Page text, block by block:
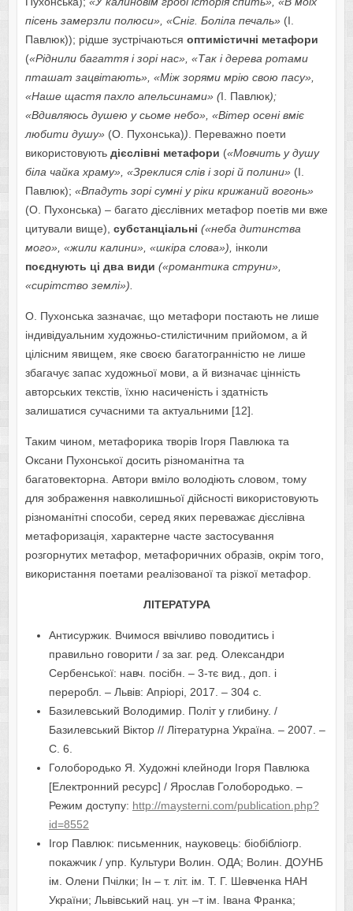
пісень замерзли полюси», «Сніг. Боліла печаль» (І.
Павлюк)); рідше зустрічаються оптимістичні метафори
(«Ріднили багаття і зорі нас», «Так і дерева ротами
пташат зацвітають», «Між зорями мрію свою пасу»,
«Наше щастя пахло апельсинами» (І. Павлюк);
«Вдивляюсь душею у сьоме небо», «Вітер осені вміє
любити душу» (О. Пухонська)). Переважно поети
використовують дієслівні метафори («Мовчить у душу
біла чайка храму», «Зреклися слів і зорі й полини» (І.
Павлюк); «Впадуть зорі сумні у ріки крижаний вогонь»
(О. Пухонська) – багато дієслівних метафор поетів ми вже
цитували вище), субстанціальні («неба дитинства
мого», «жили калини», «шкіра слова»), інколи
поєднують ці два види («романтика струни»,
«сирітство землі»).
О. Пухонська зазначає, що метафори постають не лише
індивідуальним художньо-стилістичним прийомом, а й
цілісним явищем, яке своєю багатогранністю не лише
збагачує запас художньої мови, а й визначає цінність
авторських текстів, їхню насиченість і здатність
залишатися сучасними та актуальними [12].
Таким чином, метафорика творів Ігоря Павлюка та
Оксани Пухонської досить різноманітна та
багатовекторна. Автори вміло володіють словом, тому
для зображення навколишньої дійсності використовують
різноманітні способи, серед яких переважає дієслівна
метафоризація, характерне часте застосування
розгорнутих метафор, метафоричних образів, окрім того,
використання поетами реалізованої та різкої метафор.
ЛІТЕРАТУРА
Антисуржик. Вчимося ввічливо поводитись і
правильно говорити / за заг. ред. Олександри
Сербенської: навч. посібн. – 3-тє вид., доп. і
переробл. – Львів: Апріорі, 2017. – 304 с.
Базилевський Володимир. Політ у глибину. /
Базилевський Віктор // Літературна Україна. – 2007. –
С. 6.
Голобородько Я. Художні клейноди Ігоря Павлюка
[Електронний ресурс] / Ярослав Голобородько. –
Режим доступу: http://maysterni.com/publication.php?
id=8552
Ігор Павлюк: письменник, науковець: біобібліогр.
покажчик / упр. Культури Волин. ОДА; Волин. ДОУНБ
ім. Олени Пчілки; Ін – т. літ. ім. Т. Г. Шевченка НАН
України; Львівський нац. ун –т ім. Івана Франка;